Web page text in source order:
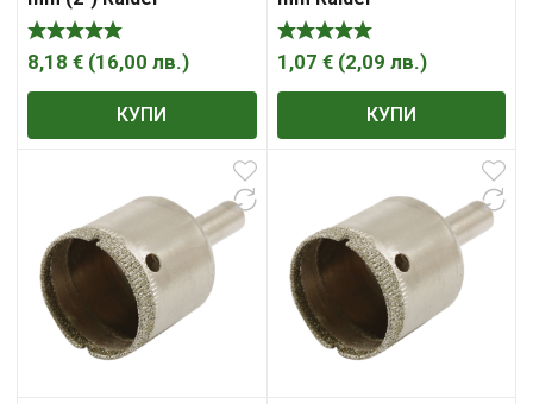
8,18 € (16,00 лв.)
КУПИ
1,07 € (2,09 лв.)
КУПИ